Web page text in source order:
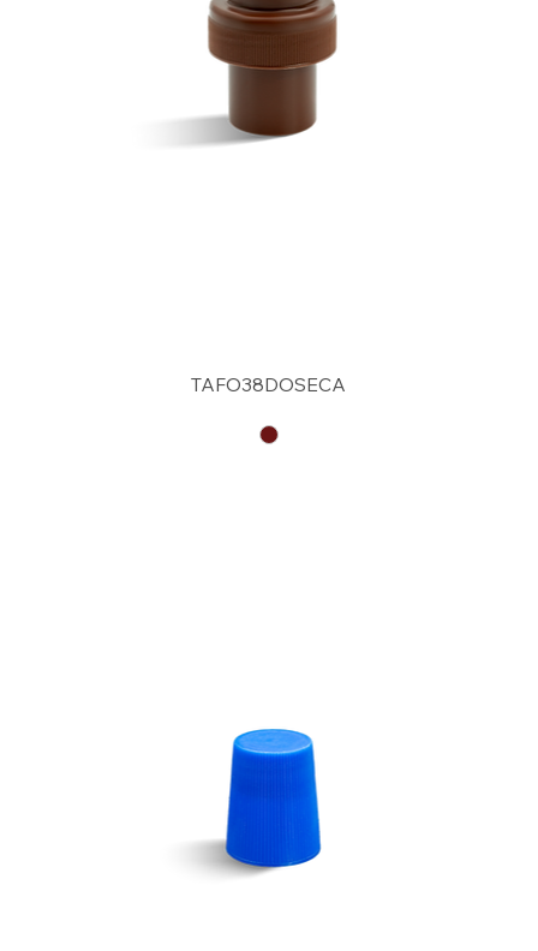
TAFO38DOSECA